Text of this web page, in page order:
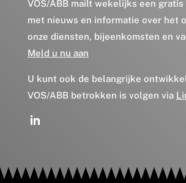
VOS/ABB mailt wekelijks een
met nieuws en informatie over het
onze diensten, bijeenkomsten en
Meld u nu aan
U kunt ook de belangrijke
VOS/ABB betrokken is volgen via